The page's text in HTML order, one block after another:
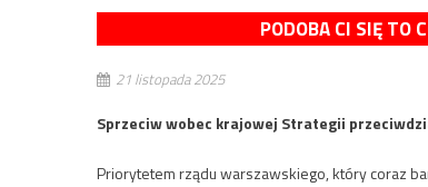
PODOBA CI SIĘ TO
21 listopada 2025
Sprzeciw wobec krajowej Strategii
Priorytetem rządu warszawskiego, który coraz